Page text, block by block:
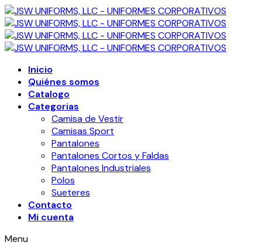
Inicio
Quiénes somos
Catalogo
Categorias
Camisa de Vestir
Camisas Sport
Pantalones
Pantalones Cortos y Faldas
Pantalones Industriales
Polos
Sueteres
Contacto
Mi cuenta
Menu